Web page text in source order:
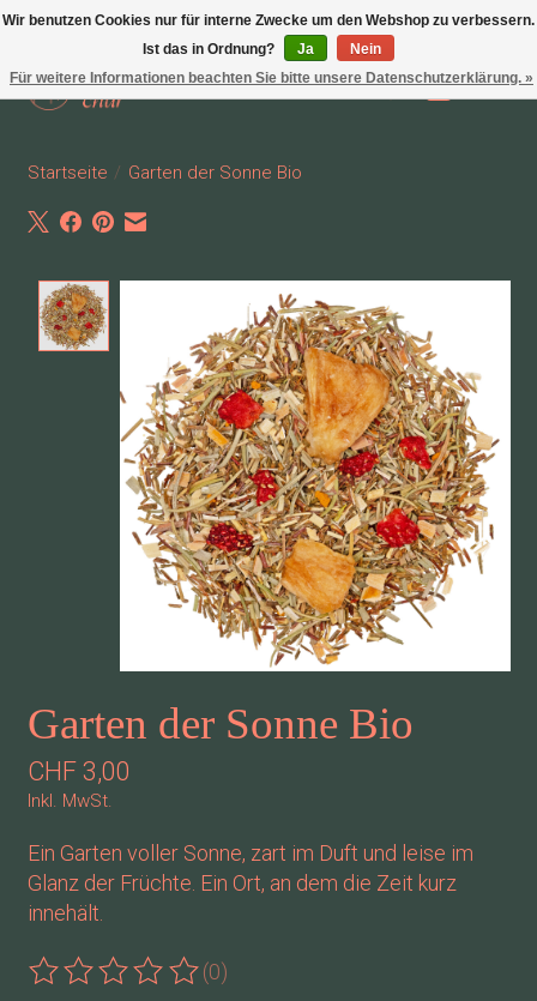
Wunschzettel
Ihr
Startseite / Garten der Sonne Bio
Product image slideshow Items
Garten der Sonne Bio
CHF 3,00
Inkl. MwSt.
Ein Garten voller Sonne, zart im Duft und leise im
Glanz der Früchte. Ein Ort, an dem die Zeit kurz
innehält.
Die Bewertung dieses Produkts ist
(0)
Wir benutzen Cookies nur für interne Zwecke um den Webshop zu verbessern.
Ist das in Ordnung?
Ja
Nein
Für weitere Informationen beachten Sie bitte unsere Datenschutzerklärung. »